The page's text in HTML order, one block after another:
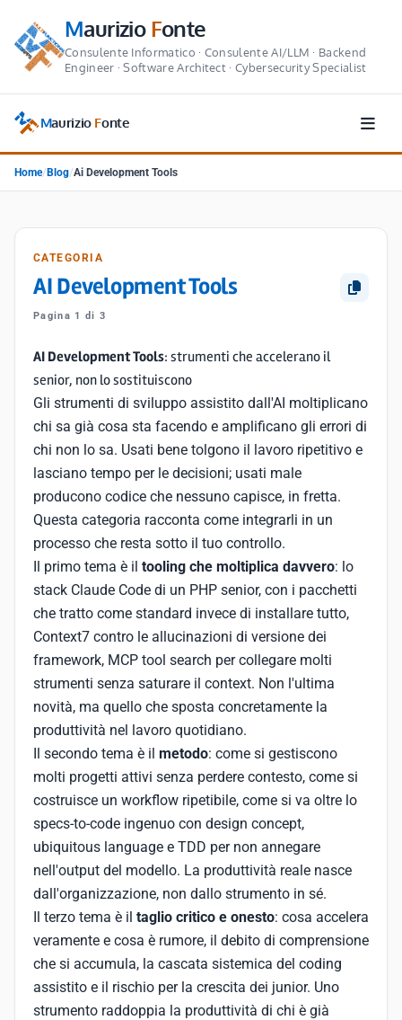
MaurizioFonte
Consulente Informatico · Consulente AI/LLM · Backend
Engineer · Software Architect · Cybersecurity Specialist
Maurizio Fonte
Home/ Blog/Ai Development Tools
CATEGORIA
AI Development Tools
Pagina 1 di 3
AI Development Tools: strumenti che accelerano il
senior, non lo sostituiscono
Gli strumenti di sviluppo assistito dall'AI moltiplicano
chi sa già cosa sta facendo e amplificano gli errori di
chi non lo sa. Usati bene tolgono il lavoro ripetitivo e
lasciano tempo per le decisioni; usati male
producono codice che nessuno capisce, in fretta.
Questa categoria racconta come integrarli in un
processo che resta sotto il tuo controllo.
Il primo tema è il tooling che moltiplica davvero: lo
stack Claude Code di un PHP senior, con i pacchetti
che tratto come standard invece di installare tutto,
Context7 contro le allucinazioni di versione dei
framework, MCP tool search per collegare molti
strumenti senza saturare il context. Non l'ultima
novità, ma quello che sposta concretamente la
produttività nel lavoro quotidiano.
Il secondo tema è il metodo: come si gestiscono
molti progetti attivi senza perdere contesto, come si
costruisce un workflow ripetibile, come si va oltre lo
specs-to-code ingenuo con design concept,
ubiquitous language e TDD per non annegare
nell'output del modello. La produttività reale nasce
dall'organizzazione, non dallo strumento in sé.
Il terzo tema è il taglio critico e onesto: cosa accelera
veramente e cosa è rumore, il debito di comprensione
che si accumula, la cascata sistemica del coding
assistito e il rischio per la crescita dei junior. Uno
strumento raddoppia la produttività di chi è già